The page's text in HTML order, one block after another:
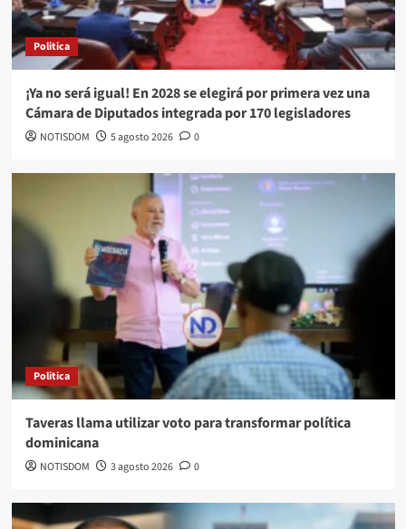
Politica
¡Ya no será igual! En 2028 se elegirá por primera vez una
Cámara de Diputados integrada por 170 legisladores
NOTISDOM 5 agosto 2026 0
Politica
Taveras llama utilizar voto para transformar política
dominicana
NOTISDOM 3 agosto 2026 0